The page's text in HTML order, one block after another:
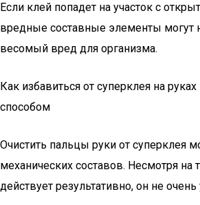
Если клей попадет на участок с
вредные составные элементы могут
весомый вред для организма.
Как избавиться от суперклея на
способом
Очистить пальцы руки от суперклея
механических составов. Несмотря на
действует результативно, он не